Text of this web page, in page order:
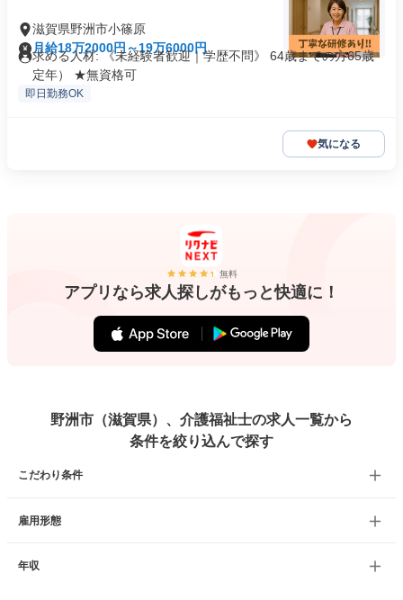
滋賀県野洲市小篠原
月給18万2000円～19万6000円
求める人材: 《未経験者歓迎｜学歴不問》 64歳までの方65歳
定年） ★無資格可
即日勤務OK
気になる
無料
アプリなら求人探しがもっと快適に！
野洲市（滋賀県）、介護福祉士の求人一覧から
条件を絞り込んで探す
こだわり条件
雇用形態
年収